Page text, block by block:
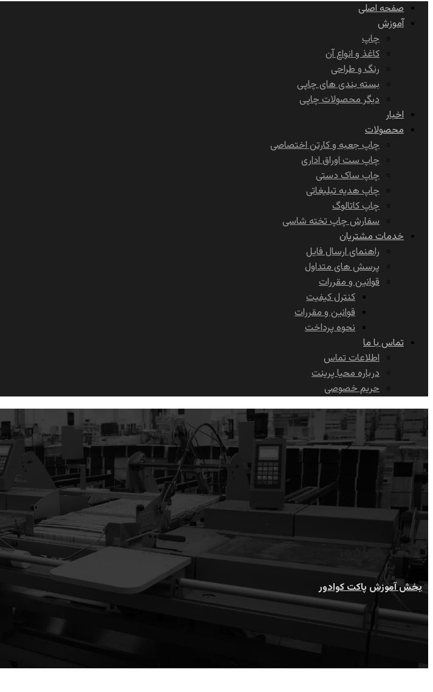
صفحه اصلی
آموزش
چاپ
کاغذ و انواع آن
رنگ و طراحی
بسته بندی های چاپی
دیگر محصولات چاپی
اخبار
محصولات
چاپ جعبه و کارتن اختصاصی
چاپ ست اوراق اداری
چاپ ساک دستی
چاپ هدیه تبلیغاتی
چاپ کاتالوگ
سفارش چاپ تخته شاسی
خدمات مشتریان
راهنمای ارسال فایل
پرسش های متداول
قوانین و مقررات
کنترل کیفیت
قوانین و مقررات
نحوه پرداخت
تماس با ما
اطلاعات تماس
درباره محیا پرینت
حریم خصوصی
پاکت کوادور
بخش آموزش پاکت کوادور